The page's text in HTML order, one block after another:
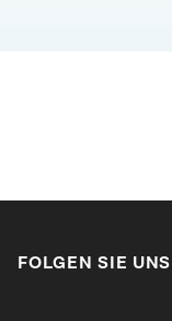
FOLGEN SIE UNS